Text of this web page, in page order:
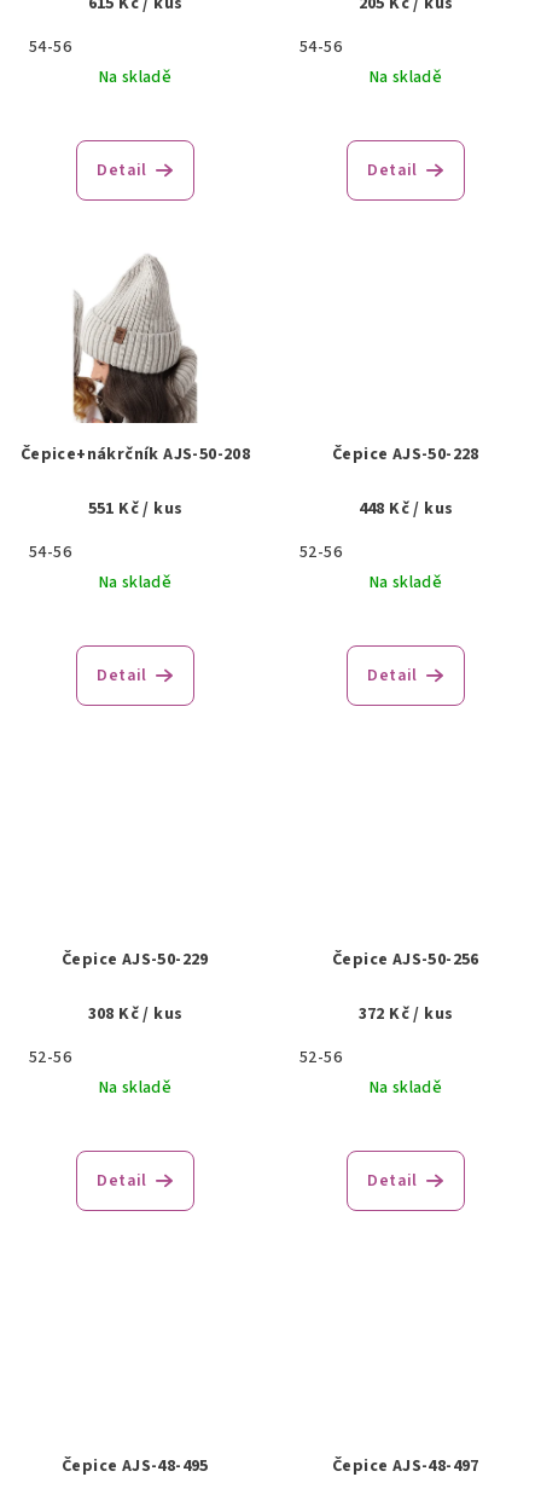
54-56
Na skladě
Detail
54-56
Na skladě
Detail
Čepice+nákrčník AJS-50-208
551 Kč/ kus
54-56
Na skladě
Detail
Čepice AJS-50-228
448 Kč/ kus
52-56
Na skladě
Detail
Čepice AJS-50-229
308 Kč/ kus
52-56
Na skladě
Detail
Čepice AJS-50-256
372 Kč/ kus
52-56
Na skladě
Detail
Čepice AJS-48-495 Čepice AJS-48-497